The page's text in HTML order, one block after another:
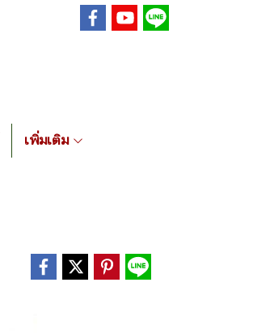
เพิ่มเติม